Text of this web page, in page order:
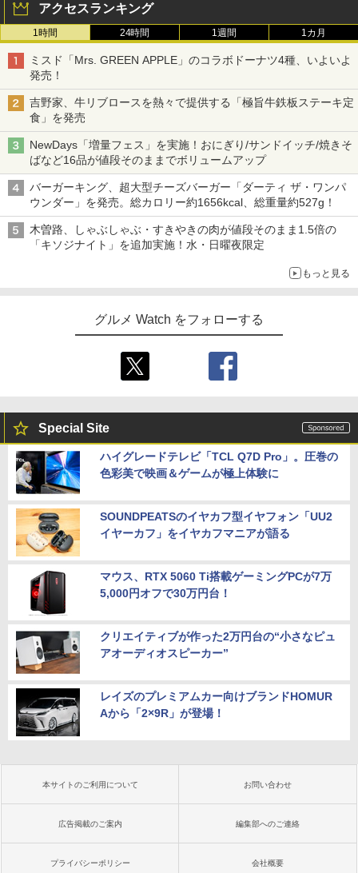
アクセスランキング
1時間 24時間 1週間 1カ月
ミスド「Mrs. GREEN APPLE」のコラボドーナツ4種、いよいよ
発売！
吉野家、牛リブロースを熱々で提供する「極旨牛鉄板ステーキ定
食」を発売
NewDays「増量フェス」を実施！おにぎり/サンドイッチ/焼きそ
ばなど16品が値段そのままでボリュームアップ
バーガーキング、超大型チーズバーガー「ダーティ ザ・ワンパ
ウンダー」を発売。総カロリー約1656kcal、総重量約527g！
木曽路、しゃぶしゃぶ・すきやきの肉が値段そのまま1.5倍の
「キソジナイト」を追加実施！水・日曜夜限定
もっと見る
グルメ Watch をフォローする
Special Site
ハイグレードテレビ「TCL Q7D Pro」。圧巻の
色彩美で映画＆ゲームが極上体験に
SOUNDPEATSのイヤカフ型イヤフォン「UU2
イヤーカフ」をイヤカフマニアが語る
マウス、RTX 5060 Ti搭載ゲーミングPCが7万
5,000円オフで30万円台！
クリエイティブが作った2万円台の“小さなピュ
アオーディオスピーカー”
レイズのプレミアムカー向けブランドHOMUR
Aから「2×9R」が登場！
本サイトのご利用について お問い合わせ
広告掲載のご案内 編集部へのご連絡
プライバシーポリシー 会社概要